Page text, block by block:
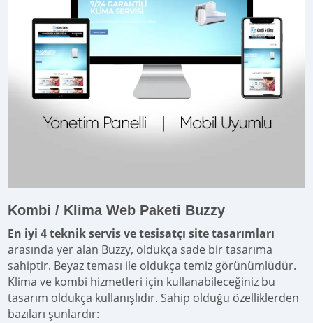
Kombi / Klima Web Paketi Buzzy
En iyi 4 teknik servis ve tesisatçı site tasarımları
arasında yer alan Buzzy, oldukça sade bir tasarıma
sahiptir. Beyaz teması ile oldukça temiz görünümlüdür.
Klima ve kombi hizmetleri için kullanabileceğiniz bu
tasarım oldukça kullanışlıdır. Sahip olduğu özelliklerden
bazıları şunlardır: